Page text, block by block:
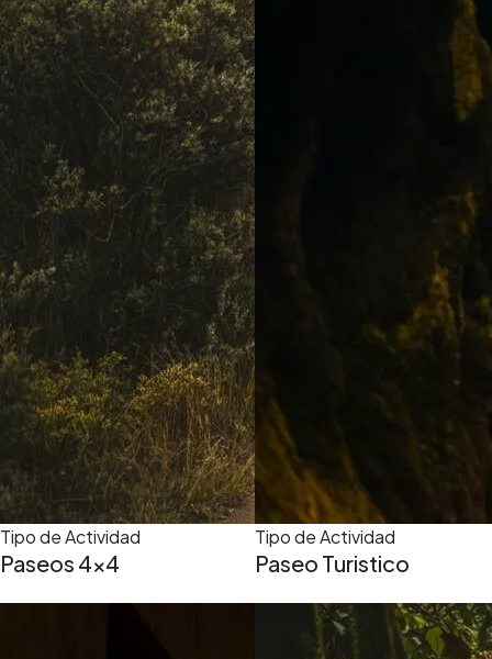
Tipo de Actividad
Paseos 4x4
Tipo de Actividad
Paseo Turistico